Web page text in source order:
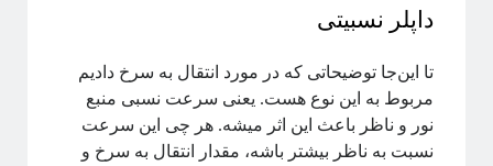
نجوم
چندرسانه
کوانتوم
کیهان شناسی
داپلر نسبیتی
تا این‌جا توضیحاتی که در مورد انتقال به سرخ دادیم
مربوط به این نوع هست. یعنی سرعت نسبی منبع
نور و ناظر باعث این اثر میشه. هر چی این سرعت
نسبت به ناظر بیشتر باشه، مقدار انتقال به سرخ و